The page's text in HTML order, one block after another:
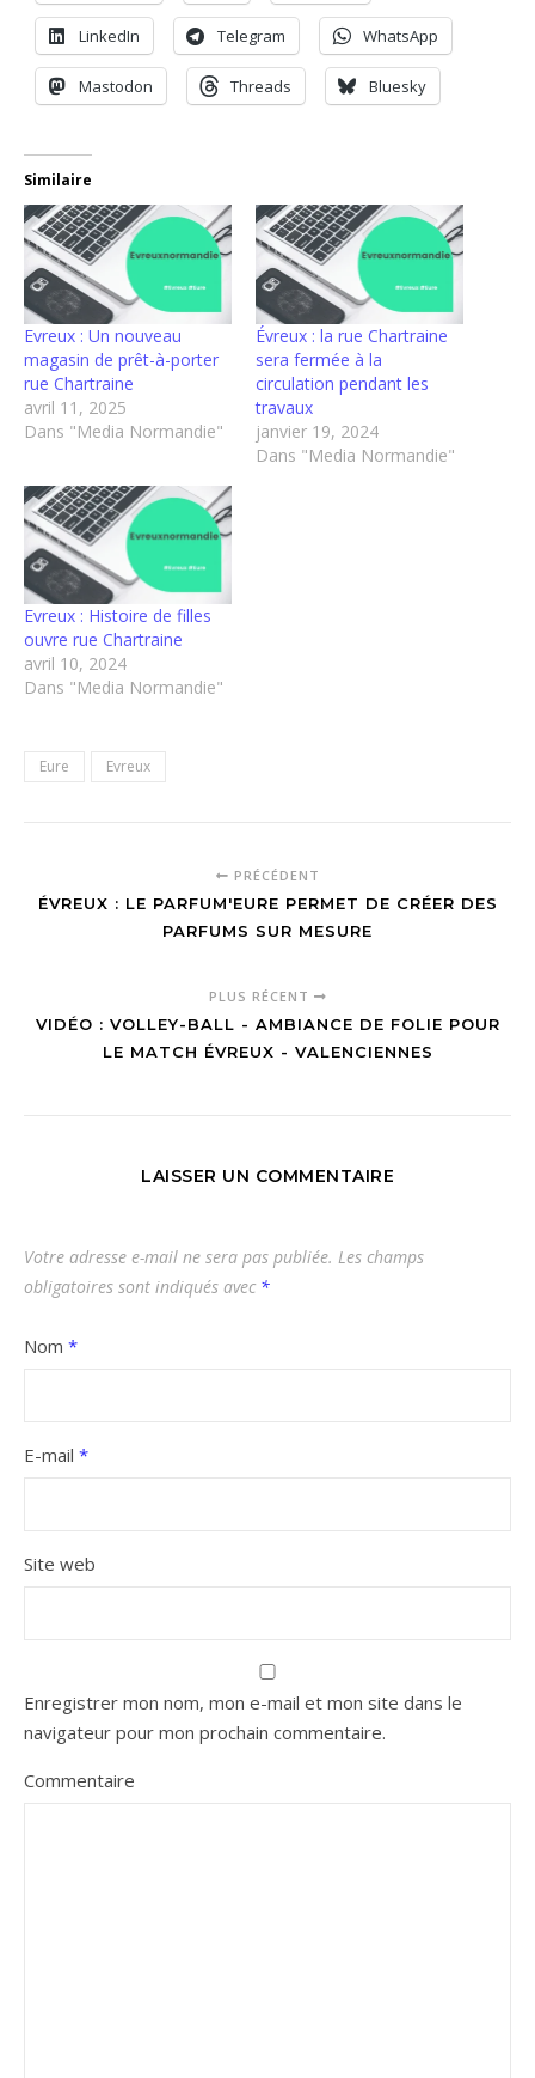
LinkedIn Telegram WhatsApp
Mastodon Threads Bluesky
Similaire
Evreux : Un nouveau
magasin de prêt-à-porter
rue Chartraine
avril 11, 2025
Dans "Media Normandie"
Évreux : la rue Chartraine
sera fermée à la
circulation pendant les
travaux
janvier 19, 2024
Dans "Media Normandie"
Evreux : Histoire de filles
ouvre rue Chartraine
avril 10, 2024
Dans "Media Normandie"
Eure Evreux
PRÉCÉDENT
ÉVREUX : LE PARFUM'EURE PERMET DE CRÉER DES
PARFUMS SUR MESURE
PLUS RÉCENT
VIDÉO : VOLLEY-BALL - AMBIANCE DE FOLIE POUR
LE MATCH ÉVREUX - VALENCIENNES
LAISSER UN COMMENTAIRE
Votre adresse e-mail ne sera pas publiée. Les champs
obligatoires sont indiqués avec *
Nom *
E-mail *
Site web
Enregistrer mon nom, mon e-mail et mon site dans le
navigateur pour mon prochain commentaire.
Commentaire